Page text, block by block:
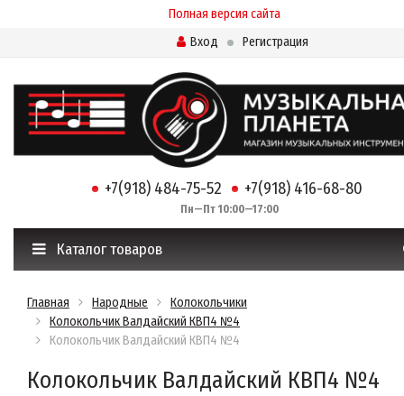
Полная версия сайта
Вход
Регистрация
+7(918) 484-75-52 +7(918) 416-68-80
Пн—Пт 10:00—17:00
Каталог товаров
Главная Народные
Колокольчики
Колокольчик Валдайский КВП4 №4
Колокольчик Валдайский КВП4 №4
Колокольчик Валдайский КВП4 №4